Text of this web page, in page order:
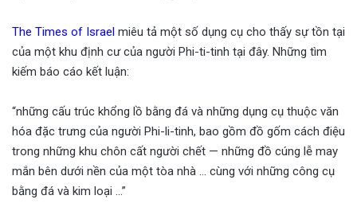
The Times of Israel miêu tả một số dụng cụ cho thấy sự tồn tại
của một khu định cư của người Phi-ti-tinh tại đây. Những tìm
kiếm báo cáo kết luận:
“những cấu trúc khổng lồ bằng đá và những dụng cụ thuộc văn
hóa đặc trưng của người Phi-li-tinh, bao gồm đồ gốm cách điệu
trong những khu chôn cất người chết — những đồ cúng lễ may
mắn bên dưới nền của một tòa nhà … cùng với những công cụ
bằng đá và kim loại …”